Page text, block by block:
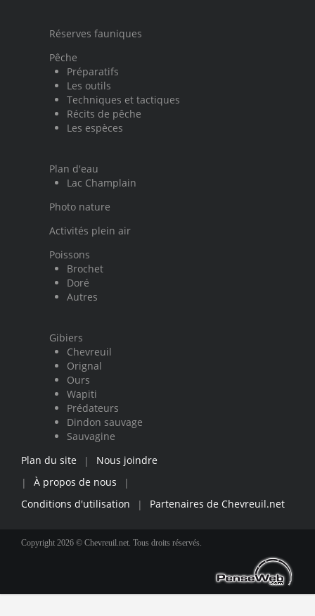
Réserves fauniques
Pêche
Préparatifs
Les outils
Techniques et tactiques
Récits de pêche
Les espèces
Plan d'eau
Lac Champlain
Photo nature
Activités plein air
Poissons
Brochet
Doré
Autres
Gibiers
Chevreuil
Orignal
Ours
Wapiti
Prédateurs
Dindon sauvage
Sauvagine
Plan du site
|
Nous joindre
|
À propos de nous
|
Conditions d'utilisation
| Partenaires de Chevreuil.net
Copyright 2026 © Chevreuil.net. Tous droits réservés.